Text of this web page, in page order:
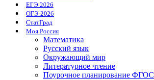
ЕГЭ 2026
ОГЭ 2026
СтатГрад
Моя Россия
Математика
Русский язык
Окружающий мир
Литературное чтение
Поурочное планирование ФГОС